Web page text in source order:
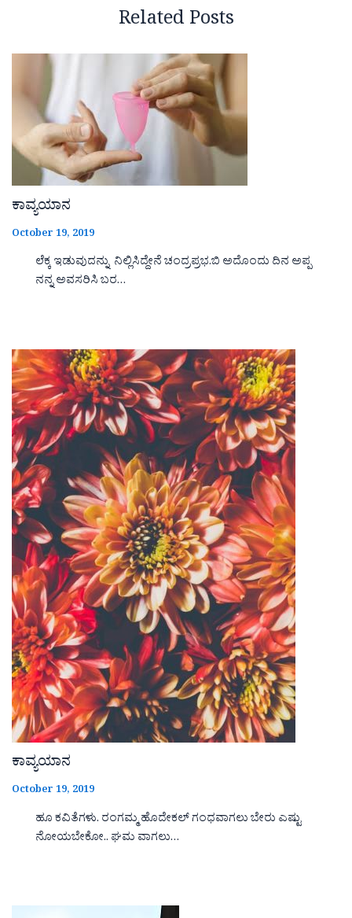
Related Posts
ಕಾವ್ಯಯಾನ
October 19, 2019
ಲೆಕ್ಕ ಇಡುವುದನ್ನು ನಿಲ್ಲಿಸಿದ್ದೇನೆ ಚಂದ್ರಪ್ರಭ.ಬಿ ಅದೊಂದು ದಿನ ಅಪ್ಪ
ನನ್ನ ಅವಸರಿಸಿ ಬರ…
ಕಾವ್ಯಯಾನ
October 19, 2019
ಹೂ ಕವಿತೆಗಳು. ರಂಗಮ್ಮ ಹೊದೇಕಲ್ ಗಂಧವಾಗಲು ಬೇರು ಎಷ್ಟು
ನೋಯಬೇಕೋ.. ಘಮ ವಾಗಲು…